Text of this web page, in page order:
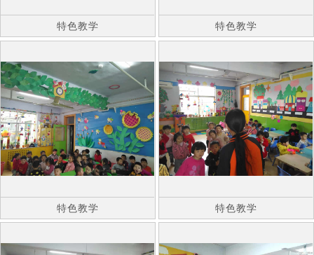
特色教学 特色教学
特色教学 特色教学